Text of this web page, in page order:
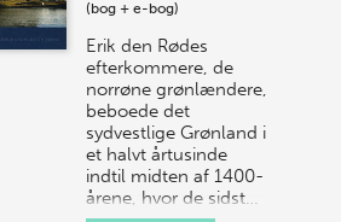
(bog + e-bog)
Erik den Rødes
efterkommere, de
norrøne grøn­lændere,
beboede det
sydvestlige Grønland i
et halvt årtusinde
indtil midten af 1400-
årene, hvor de sidst…